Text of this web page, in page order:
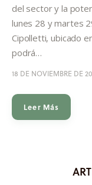
del sector y la
lunes 28 y martes
Cipolletti, ubicado
podrá…
18 DE NOVIEMBRE DE
Leer Más